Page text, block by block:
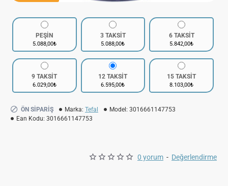
0 yorum - Değerlendirme
PEŞİN
5.088,00₺
3 TAKSİT
5.088,00₺
6 TAKSİT
5.842,00₺
9 TAKSİT
6.029,00₺
12 TAKSİT
6.595,00₺
15 TAKSİT
8.103,00₺
ÖN SIPARIŞ Marka: Tefal Model: 3016661147753
Ean Kodu: 3016661147753